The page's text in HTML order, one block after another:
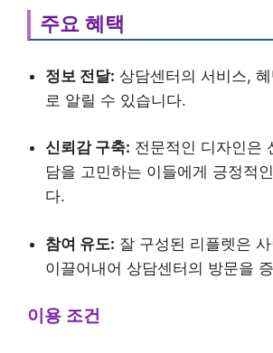
주요 혜택
정보 전달: 상담센터의 서비스,
로 알릴 수 있습니다.
신뢰감 구축: 전문적인 디자인은
담을 고민하는 이들에게 긍정적
다.
참여 유도: 잘 구성된 리플렛은
이끌어내어 상담센터의 방문을
이용 조건